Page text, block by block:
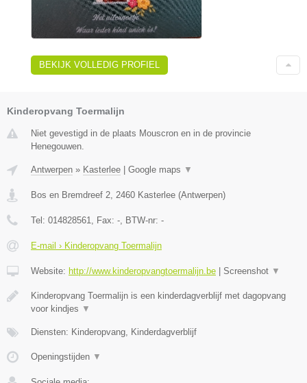
BEKIJK VOLLEDIG PROFIEL
Kinderopvang Toermalijn
Niet gevestigd in de plaats Mouscron en in de provincie
Henegouwen.
Antwerpen » Kasterlee Google maps ▼
Bos en Bremdreef 2 2460 Kasterlee (Antwerpen)
Tel: 014828561 , Fax: - , BTW-nr: -
E-mail › Kinderopvang Toermalijn
Website: http://www.kinderopvangtoermalijn.be Screenshot ▼
Kinderopvang Toermalijn is een kinderdagverblijf met dagopvang
voor kindjes ▼
Diensten: Kinderopvang, Kinderdagverblijf
Openingstijden ▼